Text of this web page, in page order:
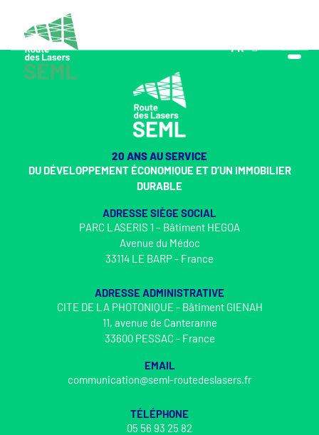
FR
EN
20 ANS AU SERVICE
DU DÉVELOPPEMENT ÉCONOMIQUE ET D’UN IMMOBILIER
DURABLE
ADRESSE SIÈGE SOCIAL
PARC LASERIS 1 – Bâtiment HEGOA
Avenue du Médoc
33114 LE BARP - France
ADRESSE ADMINISTRATIVE
CITE DE LA PHOTONIQUE - Bâtiment GIENAH
11, avenue de Canteranne
33600 PESSAC - France
EMAIL
communication@seml-routedeslasers.fr
TÉLÉPHONE
05 56 93 25 82